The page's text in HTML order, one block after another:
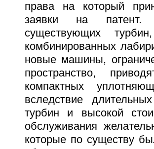
права на который
заявки на патент.
существующих
комбинированных
новые машины,
пространство,
компактных
вследствие
турбин и высокой
обслуживания
которые по существу